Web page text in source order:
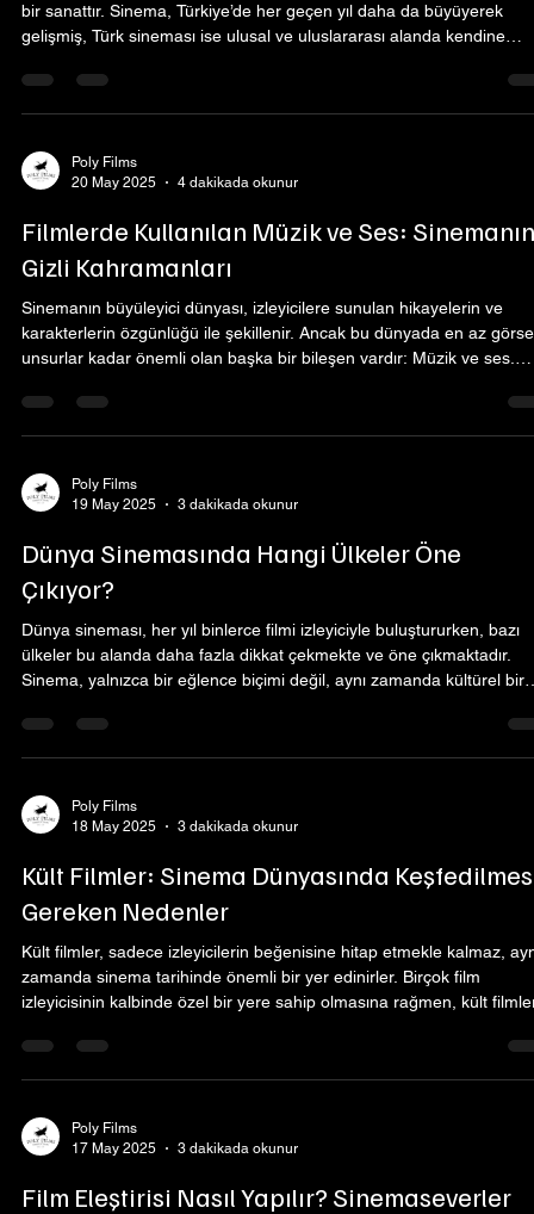
bir sanattır. Sinema, Türkiye’de her geçen yıl daha da büyüyerek
gelişmiş, Türk sineması ise ulusal ve uluslararası alanda kendine
görseller ve etkileyici oyunculuklar sayesinde yerli filmler, izleyicileri
derinden etkileyerek bir sinema geleneği oluşturmuştur. Bu yazıda,
Poly Films
20 May 2025
4 dakikada okunur
Filmlerde Kullanılan Müzik ve Ses: Sinemanın
Gizli Kahramanları
Sinemanın büyüleyici dünyası, izleyicilere sunulan hikayelerin ve
karakterlerin özgünlüğü ile şekillenir. Ancak bu dünyada en az
unsurlar kadar önemli olan başka bir bileşen vardır: Müzik ve ses.
ortaya çıkarmada kritik bir rol oynar. Üstelik harika bir film müziği
izleyiciyi hemen içine çeker ve duygusal bağ kurmasını sağlar. Bu
Poly Films
19 May 2025
3 dakikada okunur
Dünya Sinemasında Hangi Ülkeler Öne
Çıkıyor?
Dünya sineması, her yıl binlerce filmi izleyiciyle buluştururken, bazı
ülkeler bu alanda daha fazla dikkat çekmekte ve öne çıkmaktadır.
Sinema, yalnızca bir eğlence biçimi değil, aynı zamanda kültürel bir
değerlendirilmektedir. Peki, dünya sinemasında hangi ülkeler
öne çıkıyor? Bu yazıda, sinema dünyasında iz bırakan ülkeleri,
Poly Films
18 May 2025
3 dakikada okunur
Kült Filmler: Sinema Dünyasında
Gereken Nedenler
Kült filmler, sadece izleyicilerin beğenisine hitap etmekle kalmaz,
zamanda sinema tarihinde önemli bir yer edinirler. Birçok film
izleyicisinin kalbinde özel bir yere sahip olmasına rağmen, kült
hale getirir. Peki, kült filmleri bu kadar özel kılan nedir? İşte bu
yazımızda, kült filmlerin önemini ve neden izlemeye değer olduğunu
Poly Films
17 May 2025
3 dakikada okunur
Film Eleştirisi Nasıl Yapılır? Sinemaseverler